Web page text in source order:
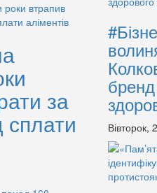
за
сплати Вівторок,